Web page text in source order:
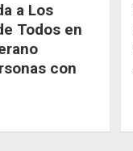
a Los
Todos en
con